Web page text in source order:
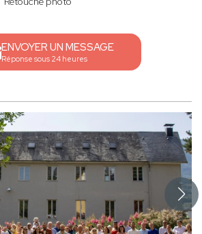
ENVOYER UN MESSAGE
Réponse sous 24 heures